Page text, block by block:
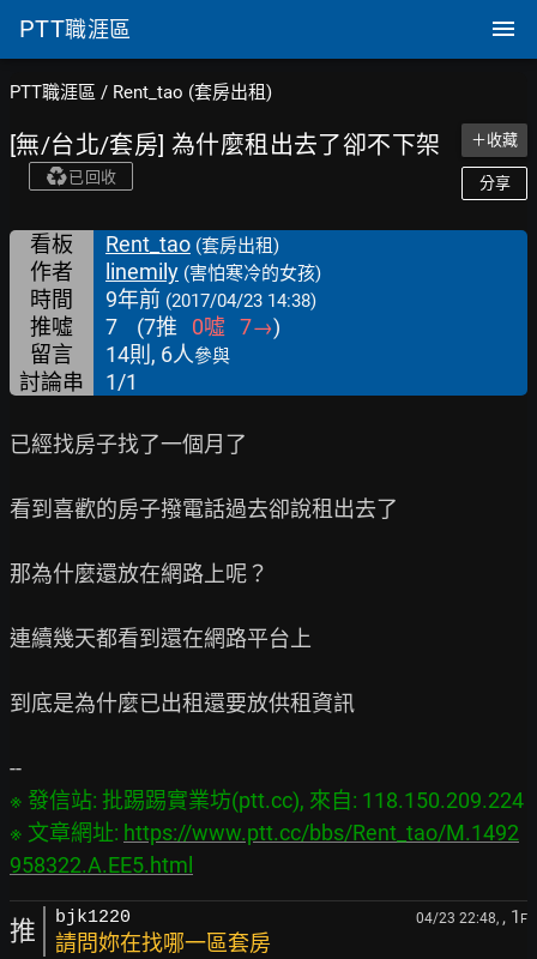
PTT職涯區
PTT職涯區 / Rent_tao (套房出租)
[無/台北/套房] 為什麼租出去了卻不下架
已回收
＋收藏
分享
看板 Rent_tao (套房出租)
作者 linemily (害怕寒冷的女孩)
時間 9年前 (2017/04/23 14:38)
推噓 7 (7推 0噓 7→)
留言
14則, 6人參與
討論串 1/1
已經找房子找了一個月了
看到喜歡的房子撥電話過去卻說租出去了
那為什麼還放在網路上呢？
連續幾天都看到還在網路平台上
到底是為什麼已出租還要放供租資訊
※ 發信站: 批踢踢實業坊(ptt.cc), 來自: 118.150.209.224
※ 文章網址: https://www.ptt.cc/bbs/Rent_tao/M.1492
958322.A.EE5.html
推 bjk1220 04/23 22:48, , 1 F
請問妳在找哪一區套房